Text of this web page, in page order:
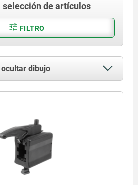
de artículos
FILTRO
dibujo